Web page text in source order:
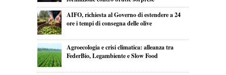
AIFO, richiesta al Governo di estendere a 24
ore i tempi di consegna delle olive
Agroecologia e crisi climatica: alleanza tra
FederBio, Legambiente e Slow Food